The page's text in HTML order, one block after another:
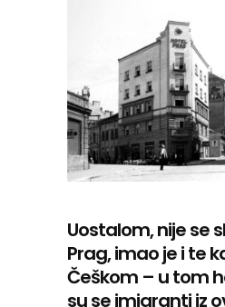
Uostalom, nije se
Prag, imao je i te
Češkom – u tom
su se imigranti iz